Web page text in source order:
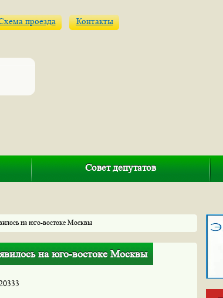
проезда Контакты
Совет депутатов
на юго-востоке Москвы
на юго-востоке Москвы